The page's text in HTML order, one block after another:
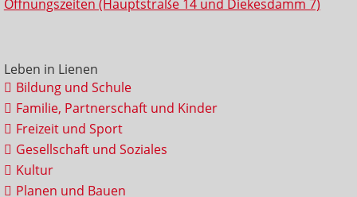
Öffnungszeiten (Hauptstraße 14 und Diekesdamm 7)
Leben in Lienen
Bildung und Schule
Familie, Partnerschaft und Kinder
Freizeit und Sport
Gesellschaft und Soziales
Kultur
Planen und Bauen